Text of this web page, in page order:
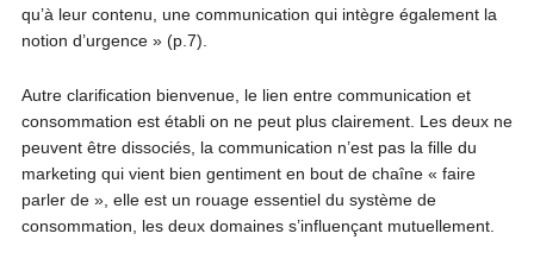
qu’à leur contenu, une communication qui intègre également la
notion d’urgence » (p.7).
Autre clarification bienvenue, le lien entre communication et
consommation est établi on ne peut plus clairement. Les deux ne
peuvent être dissociés, la communication n’est pas la fille du
marketing qui vient bien gentiment en bout de chaîne « faire
parler de », elle est un rouage essentiel du système de
consommation, les deux domaines s’influençant mutuellement.